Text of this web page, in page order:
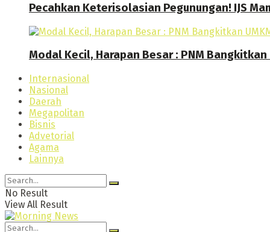
Pecahkan Keterisolasian Pegunungan! IJS
Modal Kecil, Harapan Besar : PNM Bangkitkan
Internasional
Nasional
Daerah
Megapolitan
Bisnis
Advetorial
Agama
Lainnya
No Result
View All Result